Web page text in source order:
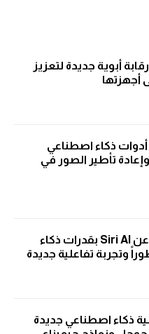
أبوية جديدة لتعزيز
أجهزتها
ذكاء اصطناعي
تأطير الصور في
أبل تعلن رسمياً عن Siri AI بقدرات ذكاء
وتجربة تفاعلية جديدة
ذكاء اصطناعي جديدة